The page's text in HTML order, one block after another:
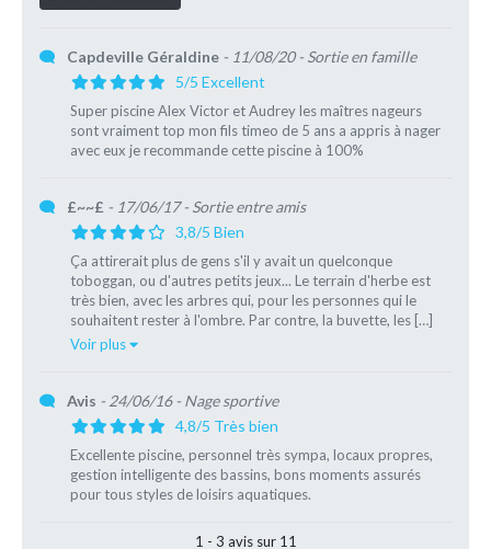
Capdeville Géraldine - 11/08/20- Sortie en famille
5/5 Excellent
Super piscine Alex Victor et Audrey les maîtres nageurs
sont vraiment top mon fils timeo de 5 ans a appris à nager
avec eux je recommande cette piscine à 100%
£~~£ - 17/06/17- Sortie entre amis
3,8/5 Bien
Ça attirerait plus de gens s'il y avait un quelconque
toboggan, ou d'autres petits jeux... Le terrain d'herbe est
très bien, avec les arbres qui, pour les personnes qui le
souhaitent rester à l'ombre. Par contre, la buvette, les […]
Voir plus
Avis - 24/06/16- Nage sportive
4,8/5 Très bien
Excellente piscine, personnel très sympa, locaux propres,
gestion intelligente des bassins, bons moments assurés
pour tous styles de loisirs aquatiques.
1 - 3 avis sur 11